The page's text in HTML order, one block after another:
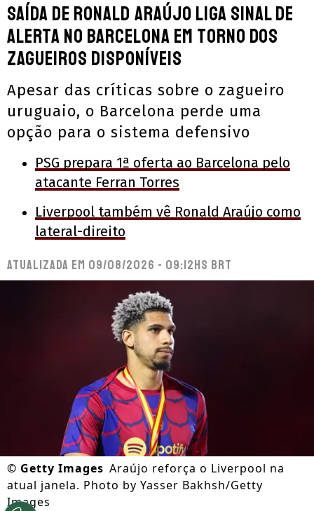
Saída de Ronald Araújo liga sinal de
alerta no Barcelona em torno dos
zagueiros disponíveis
Apesar das críticas sobre o zagueiro
uruguaio, o Barcelona perde uma
opção para o sistema defensivo
PSG prepara 1ª oferta ao Barcelona pelo
atacante Ferran Torres
Liverpool também vê Ronald Araújo como
lateral-direito
Atualizada em 09/08/2026 - 09:12hs BRT
© Getty Images Araújo reforça o Liverpool na
atual janela. Photo by Yasser Bakhsh/Getty
Images